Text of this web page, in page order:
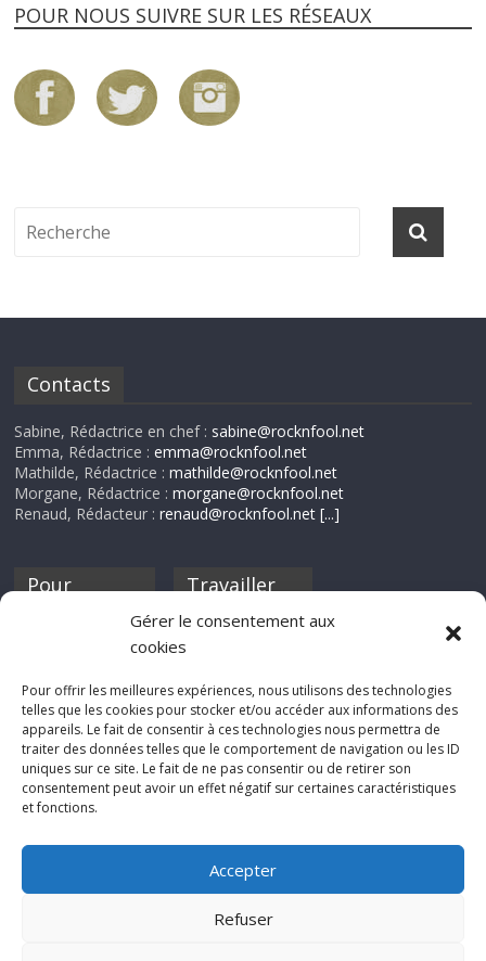
Gérer le consentement aux
cookies
Pour offrir les meilleures expériences, nous utilisons des technologies
telles que les cookies pour stocker et/ou accéder aux informations des
appareils. Le fait de consentir à ces technologies nous permettra de
traiter des données telles que le comportement de navigation ou les ID
uniques sur ce site. Le fait de ne pas consentir ou de retirer son
consentement peut avoir un effet négatif sur certaines caractéristiques
et fonctions.
Accepter
Refuser
POUR NOUS SUIVRE SUR LES RÉSEAUX
Contacts
Sabine, Rédactrice en chef : sabine@rocknfool.net
Emma, Rédactrice :emma@rocknfool.net
Mathilde, Rédactrice :mathilde@rocknfool.net
Morgane, Rédactrice :morgane@rocknfool.net
Renaud, Rédacteur :renaud@rocknfool.net [...]
Pour
discothèque
Travailler
Si tu souhaites
Rocknfool, n'hésite
pas à nous envoyer
tes chroniques de
concerts, de films,
séries ou des billets
d'humeur :